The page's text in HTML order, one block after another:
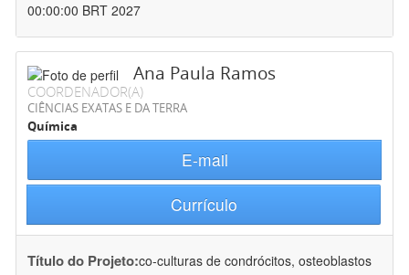
00:00:00 BRT 2027
Ana Paula Ramos
COORDENADOR(A)
CIÊNCIAS EXATAS E DA TERRA
Química
E-mail
Currículo
Título do Projeto:co-culturas de condrócitos, osteoblastos